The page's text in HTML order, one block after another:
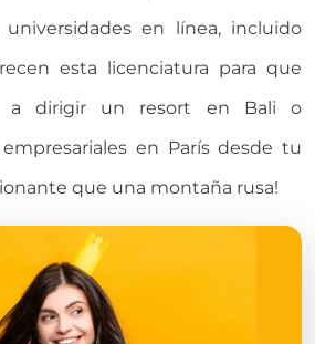
en línea, incluido
esta licenciatura para que
a dirigir un resort en Bali o
en París desde tu
que una montaña rusa!